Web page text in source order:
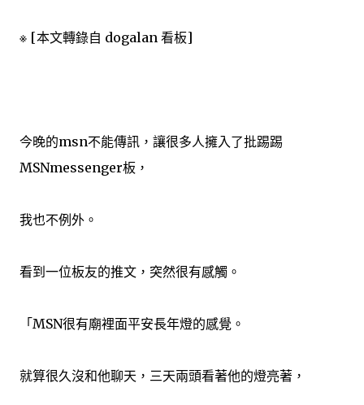
※ [本文轉錄自 dogalan 看板]
今晚的msn不能傳訊，讓很多人擁入了批踢踢
MSNmessenger板，
我也不例外。
看到一位板友的推文，突然很有感觸。
「MSN很有廟裡面平安長年燈的感覺。
就算很久沒和他聊天，三天兩頭看著他的燈亮著，